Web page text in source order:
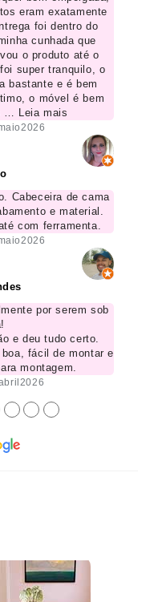
eram exatamente
foi dentro do
cunhada que
o produto até o
super tranquilo, o
bastante e é bem
o móvel é bem
… Leia mais
Cabeceira de cama
e material.
com ferramenta.
por serem sob
e deu tudo certo.
fácil de montar e
montagem.
●●●